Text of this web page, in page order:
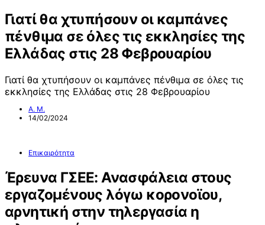
Γιατί θα χτυπήσουν οι καμπάνες
πένθιμα σε όλες τις εκκλησίες της
Ελλάδας στις 28 Φεβρουαρίου
Γιατί θα χτυπήσουν οι καμπάνες πένθιμα σε όλες τις
εκκλησίες της Ελλάδας στις 28 Φεβρουαρίου
Α. Μ.
14/02/2024
Επικαιρότητα
Έρευνα ΓΣΕΕ: Ανασφάλεια στους
εργαζομένους λόγω κορονοϊου,
αρνητική στην τηλεργασία η